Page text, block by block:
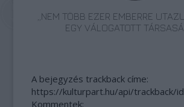
„NEM TÖBB EZER EMBERRE
EGY VÁLOGATOTT
A bejegyzés trackback címe:
https://kulturpart.hu/api/trackback/
Kommentek: